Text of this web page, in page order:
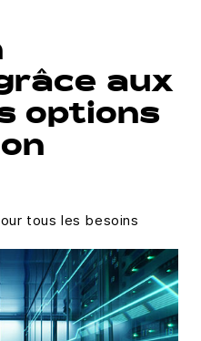
aux
options
tous les besoins